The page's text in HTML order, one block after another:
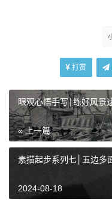
打赏
眼观心悟手写|练好风景
« 上一篇
素描起步系列七│五边多
2024-08-18